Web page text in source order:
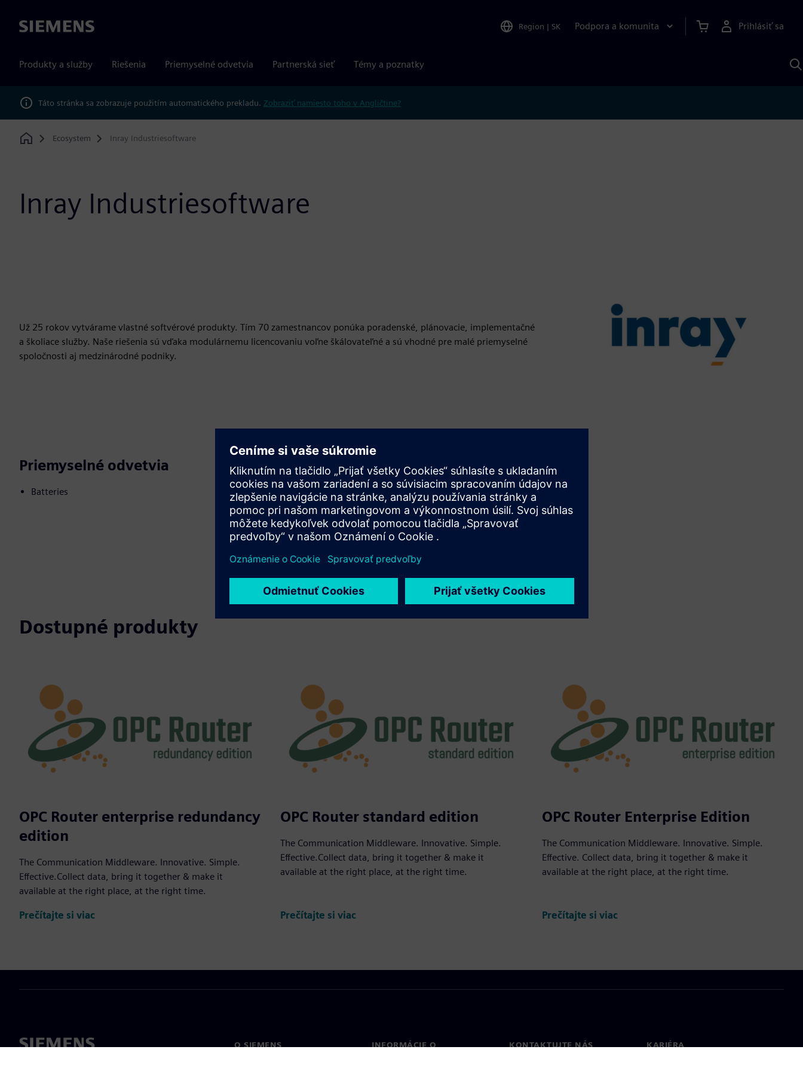
Siemens Region | SK Podpora a komunita Prihlásiť sa
Produkty a služby Riešenia Priemyselné odvetvia Partnerská sieť Témy a poznatky
Táto stránka sa zobrazuje použitím automatického prekladu. Zobraziť namiesto toho v Angličtine?
Home
Ecosystem Inray Industriesoftware
Inray Industriesoftware
Už 25 rokov vytvárame vlastné softvérové produkty. Tím 70 zamestnancov ponúka poradenské, plánovacie, implementačné
a školiace služby. Naše riešenia sú vďaka modulárnemu licencovaniu voľne škálovateľné a sú vhodné pre malé priemyselné
spoločnosti aj medzinárodné podniky.
Priemyselné odvetvia
Batteries
Pohyb
Build
Rozširuje alebo nadväzuje na produkt/riešenie Siemens
Xcelerator, vytvorením nového produktu, alebo vytvára
nové zákaznícke riešenie integráciou produktu Siemens
Dostupné produkty
OPC Router enterprise redundancy
edition
The Communication Middleware. Innovative. Simple.
Effective.Collect data, bring it together & make it
available at the right place, at the right time.
Prečítajte si viac
OPC Router standard edition
The Communication Middleware. Innovative. Simple.
Effective.Collect data, bring it together & make it
available at the right place, at the right time.
Prečítajte si viac
OPC Router Enterprise Edition
The Communication Middleware. Innovative. Simple.
Effective. Collect data, bring it together & make it
available at the right place, at the right time.
Prečítajte si viac
O SIEMENS
INFORMÁCIE O
KONTAKTUJTE NÁS KARIÉRA